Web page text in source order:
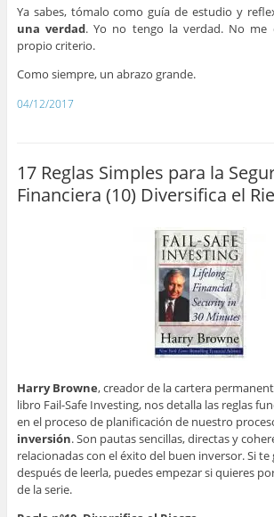
Ya sabes, tómalo como guía de estudio y
una verdad. Yo no tengo la verdad. No me
propio criterio.
Como siempre, un abrazo grande.
04/12/2017
17 Reglas Simples para la
Financiera (10) Diversifica el
Harry Browne, creador de la cartera
libro Fail-Safe Investing, nos detalla las reglas
en el proceso de planificación de nuestro
inversión. Son pautas sencillas, directas y
relacionadas con el éxito del buen inversor. Si
después de leerla, puedes empezar si quieres
de la serie.